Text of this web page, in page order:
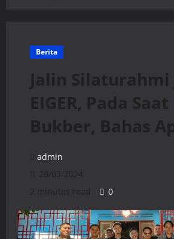
Berita
Jalin Silaturahmi
EIGER, Pada Saat
Bukber, Bahas
admin
28/03/2024
2 minutes read
0